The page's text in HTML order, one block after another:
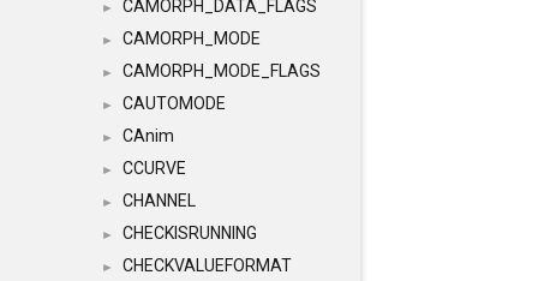
► CAMORPH_DATA_FLAGS
► CAMORPH_MODE
► CAMORPH_MODE_FLAGS
► CAUTOMODE
► CAnim
► CCURVE
► CHANNEL
► CHECKISRUNNING
► CHECKVALUEFORMAT